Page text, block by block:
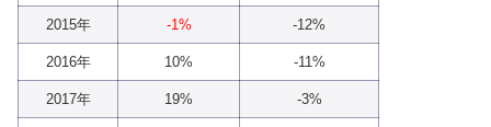
2015年 -1% -12%
2016年 10% -11%
2017年 19% -3%